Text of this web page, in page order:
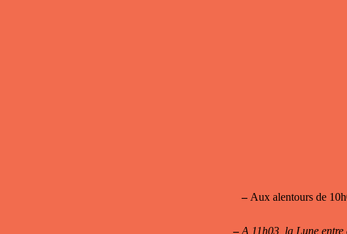
–Aux alentours de
– A 11h03, la Lune